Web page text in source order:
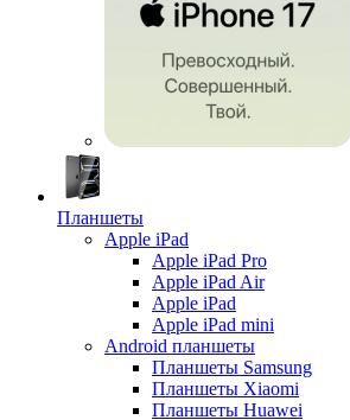
Планшеты
Apple iPad
Apple iPad Pro
Apple iPad Air
Apple iPad
Apple iPad mini
Android планшеты
Планшеты Samsung
Планшеты Xiaomi
Планшеты Huawei